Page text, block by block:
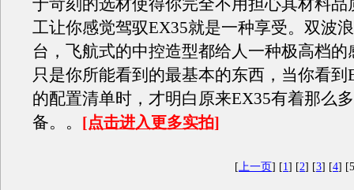
于苛刻的选材使得你完全不用担心其材料品
工让你感觉驾驭EX35就是一种享受。双波
台，飞航式的中控造型都给人一种极高档的
只是你所能看到的最基本的东西，当你看到
的配置清单时，才明白原来EX35有着那么
备。。 [点击进入更多实拍]
[上一页] [1] [2] [3] [4]